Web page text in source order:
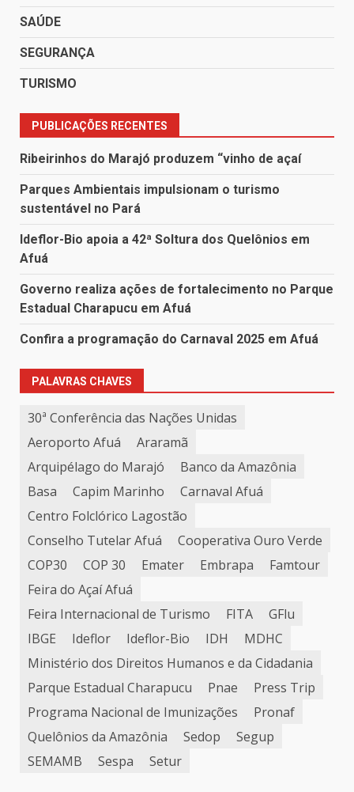
SAÚDE
SEGURANÇA
TURISMO
PUBLICAÇÕES RECENTES
Ribeirinhos do Marajó produzem “vinho de açaí
Parques Ambientais impulsionam o turismo
sustentável no Pará
Ideflor-Bio apoia a 42ª Soltura dos Quelônios em
Afuá
Governo realiza ações de fortalecimento no Parque
Estadual Charapucu em Afuá
Confira a programação do Carnaval 2025 em Afuá
PALAVRAS CHAVES
30ª Conferência das Nações Unidas
Aeroporto Afuá
Araramã
Arquipélago do Marajó
Banco da Amazônia
Basa
Capim Marinho
Carnaval Afuá
Centro Folclórico Lagostão
Conselho Tutelar Afuá
Cooperativa Ouro Verde
COP30
COP 30 Emater Embrapa
Famtour
Feira do Açaí Afuá
Feira Internacional de Turismo
FITA
GFlu
IBGE
Ideflor Ideflor-Bio IDH
MDHC
Ministério dos Direitos Humanos e da Cidadania
Parque Estadual Charapucu
Pnae
Press Trip
Programa Nacional de Imunizações
Pronaf
Quelônios da Amazônia
Sedop
Segup
SEMAMB
Sespa Setur